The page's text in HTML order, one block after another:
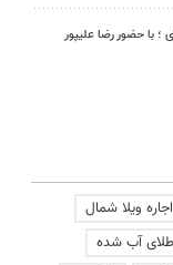
با حضور رضا علیپور
اجاره ویلا شمال
آب شده